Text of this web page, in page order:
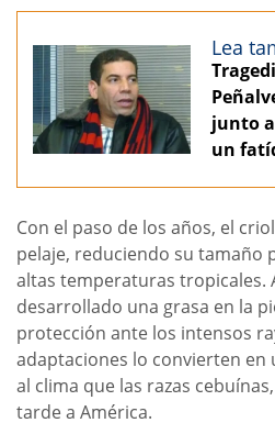
Lea
junto
un
Con el paso de los años, el
pelaje, reduciendo su tamaño
altas temperaturas tropicales.
desarrollado una grasa en la
protección ante los intensos
adaptaciones lo convierten en
al clima que las razas
tarde a América.